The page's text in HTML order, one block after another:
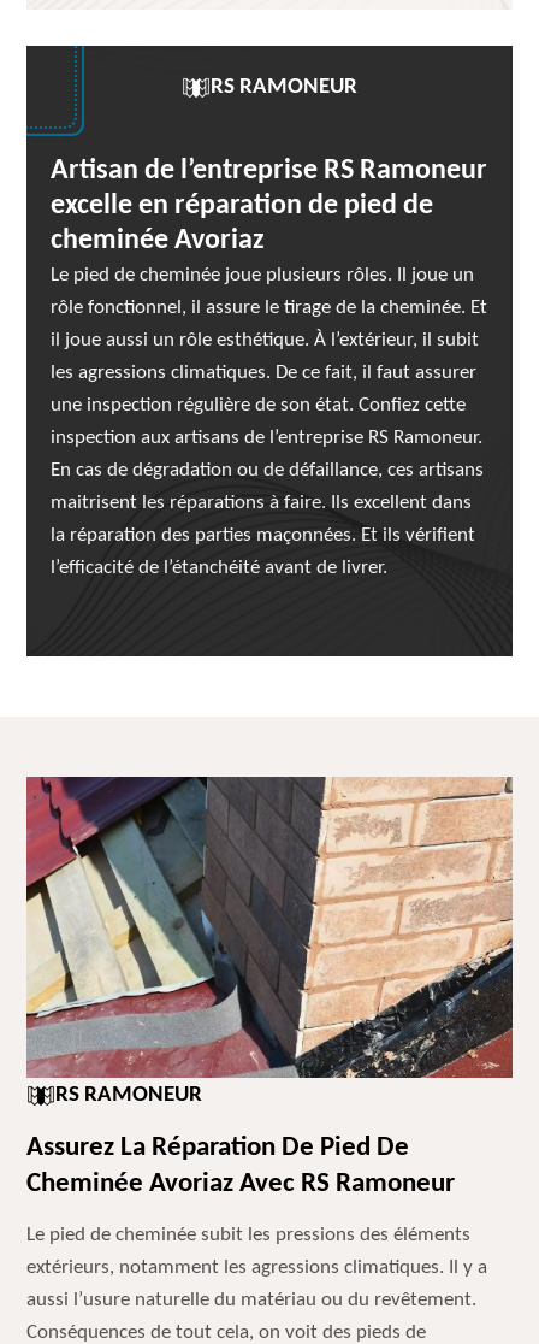
RS RAMONEUR
Artisan de l’entreprise RS Ramoneur
excelle en réparation de pied de
cheminée Avoriaz
Le pied de cheminée joue plusieurs rôles. Il joue un
rôle fonctionnel, il assure le tirage de la cheminée. Et
il joue aussi un rôle esthétique. À l’extérieur, il subit
les agressions climatiques. De ce fait, il faut assurer
une inspection régulière de son état. Confiez cette
inspection aux artisans de l’entreprise RS Ramoneur.
En cas de dégradation ou de défaillance, ces artisans
maitrisent les réparations à faire. Ils excellent dans
la réparation des parties maçonnées. Et ils vérifient
l’efficacité de l’étanchéité avant de livrer.
RS RAMONEUR
Assurez La Réparation De Pied De
Cheminée Avoriaz Avec RS Ramoneur
Le pied de cheminée subit les pressions des éléments
extérieurs, notamment les agressions climatiques. Il y a
aussi l’usure naturelle du matériau ou du revêtement.
Conséquences de tout cela, on voit des pieds de